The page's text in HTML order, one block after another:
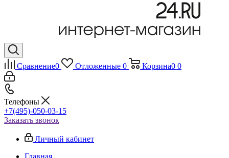
Сравнение0 Отложенные 0 Корзина0 0
Телефоны
+7(495)-050-03-15
Заказать звонок
Личный кабинет
Главная